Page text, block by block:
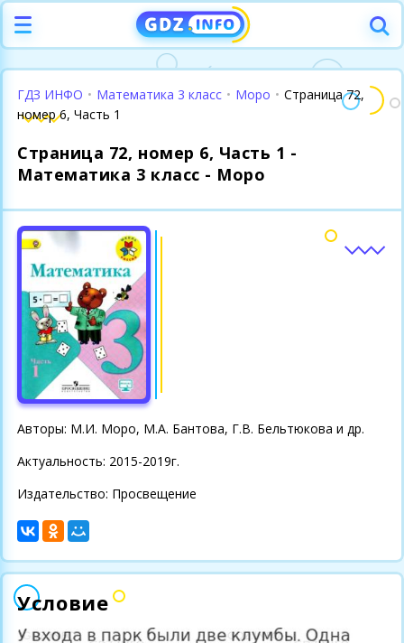
ГДЗ ИНФО • Математика 3 класс • Моро • Страница 72,
номер 6, Часть 1
Страница 72, номер 6, Часть 1 -
Математика 3 класс - Моро
Авторы: М.И. Моро, М.А. Бантова, Г.В. Бельтюкова и др.
Актуальность: 2015-2019г.
Издательство: Просвещение
Условие